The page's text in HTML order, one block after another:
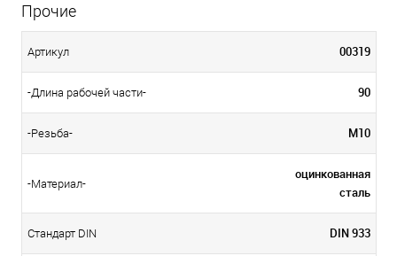
Прочие
Артикул 00319
-Длина рабочей части- 90
-Резьба- М10
-Материал-
оцинкованная
сталь
Стандарт DIN DIN 933